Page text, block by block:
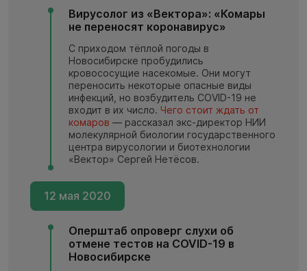
Вирусолог из «Вектора»: «Комары
не переносят коронавирус»
С приходом тёплой погоды в
Новосибирске пробудились
кровососущие насекомые. Они могут
переносить некоторые опасные виды
инфекций, но возбудитель COVID-19 не
входит в их число. Чего стоит ждать от
комаров — рассказал экс-директор НИИ
молекулярной биологии государственного
центра вирусологии и биотехнологии
«Вектор» Сергей Нетёсов.
12 мая 2020
Оперштаб опроверг слухи об
отмене тестов на COVID-19 в
Новосибирске